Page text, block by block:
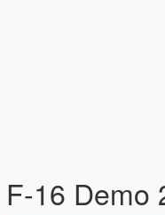
F-16 Demo